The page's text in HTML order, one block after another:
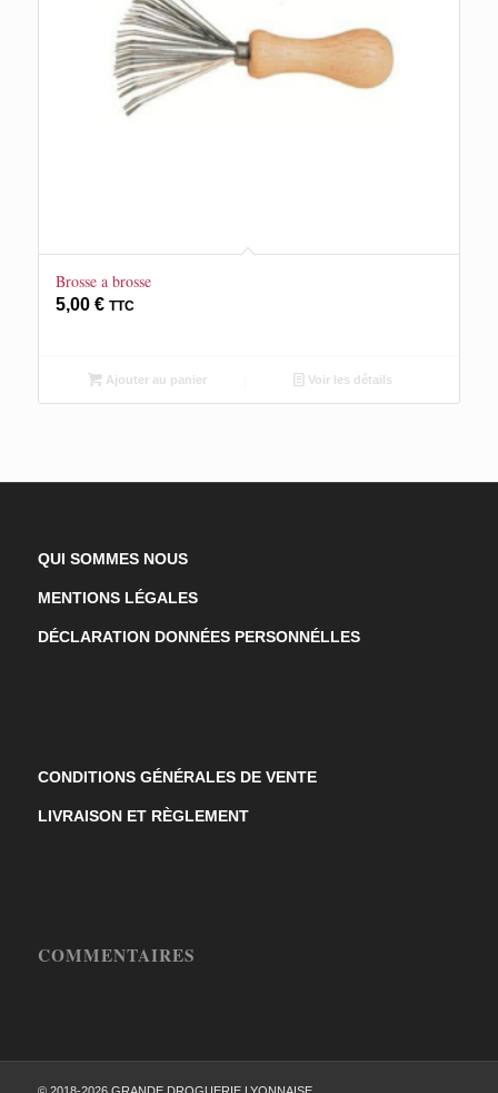
Brosse a brosse
5,00 € TTC
Ajouter au panier Voir les détails
QUI SOMMES NOUS
MENTIONS LÉGALES
DÉCLARATION DONNÉES PERSONNÉLLES
CONDITIONS GÉNÉRALES DE VENTE
LIVRAISON ET RÈGLEMENT
COMMENTAIRES